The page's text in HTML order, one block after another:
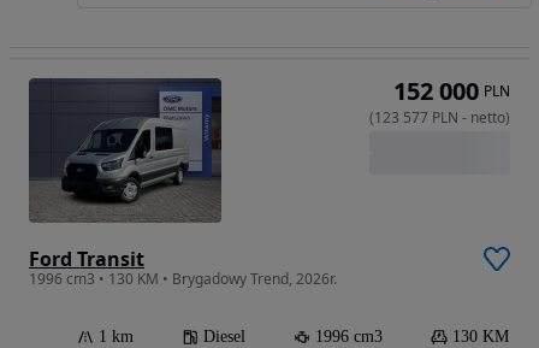
Ford Transit
1996 cm3 • 130 KM • Brygadowy Trend, 2026r.
1 km Diesel 1996 cm3
130 KM
152 000 PLN
(123 577 PLN - netto)